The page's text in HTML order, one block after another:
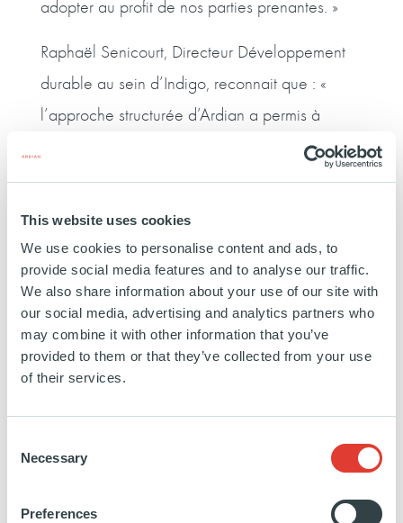
This website uses cookies
We use cookies to personalise content and ads, to
provide social media features and to analyse our traffic.
We also share information about your use of our site with
our social media, advertising and analytics partners who
may combine it with other information that you’ve
provided to them or that they’ve collected from your use
of their services.
Selection
Necessary
Preferences
adopter au profit de nos parties prenantes. »
Raphaël Senicourt, Directeur Développement
durable au sein d’Indigo, reconnait que : «
l’approche structurée d’Ardian a permis à
chacun d’exprimer son ressenti sur sa gestion
de la crise sanitaire et du confinement. Il était
s’inspirer d’autres idées, alors que nous nous
préparions à une possible deuxième vague et
à un nouveau confinement. »
Suite à la première réunion, et aux retours
positifs de ses participants, les préparatifs d’une
deuxième séance ont immédiatement été
lancés : elle traitera des avancées du groupe
de travail en matière de neutralité carbone. De
futures réunions sont également prévues autour